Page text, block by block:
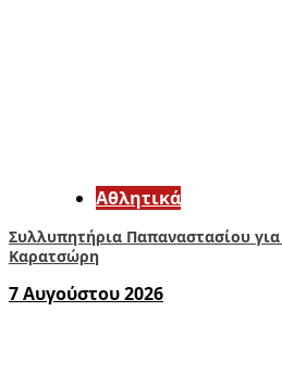
Αθλητικά
Συλλυπητήρια Παπαναστασίου
Καρατσώρη
7 Αυγούστου 2026